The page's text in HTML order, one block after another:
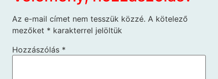
Az e-mail címet nem tesszük közzé. A kötelező
mezőket * karakterrel jelöltük
Hozzászólás *